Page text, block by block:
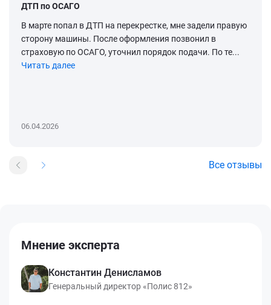
ДТП по ОСАГО
В марте попал в ДТП на перекрестке, мне задели правую
сторону машины. После оформления позвонил в
страховую по ОСАГО, уточнил порядок подачи. По те...
Читать далее
06.04.2026
Все отзывы
Мнение эксперта
Константин Денисламов
Генеральный директор «Полис 812»